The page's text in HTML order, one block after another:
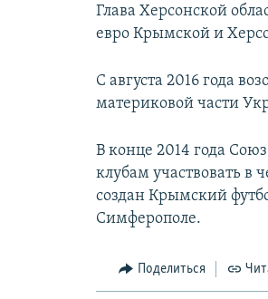
Глава Херсонской
евро Крымской и
С августа 2016 года
материковой части
В конце 2014 года
клубам участвовать в
создан Крымский
Симферополе.
Поделиться